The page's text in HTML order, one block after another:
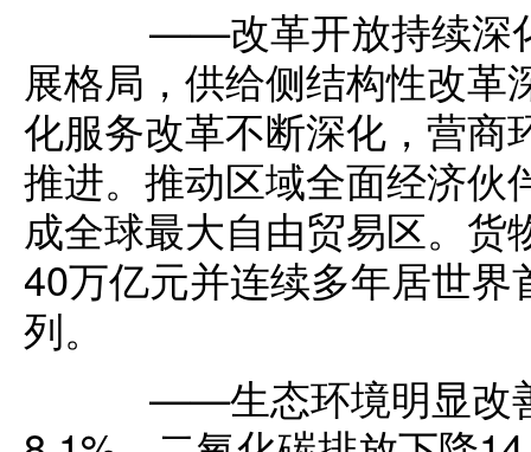
——改革开放持续深化
展格局，供给侧结构性改
化服务改革不断深化，营商
推进。推动区域全面经济伙
成全球最大自由贸易区。
40万亿元并连续多年居世
列。
——生态环境明显改善